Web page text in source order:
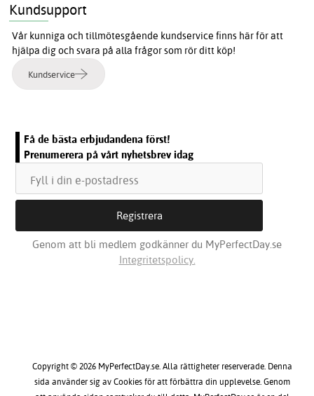
Kundsupport
Vår kunniga och tillmötesgående kundservice finns här för att
hjälpa dig och svara på alla frågor som rör ditt köp!
Kundservice
Få de bästa erbjudandena först!
Prenumerera på vårt nyhetsbrev idag
Genom att bli medlem godkänner du MyPerfectDay.se
Integritetspolicy.
Copyright © 2026 MyPerfectDay.se. Alla rättigheter reserverade. Denna
sida använder sig av Cookies för att förbättra din upplevelse. Genom